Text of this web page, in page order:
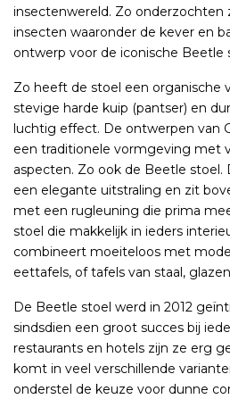
insectenwereld. Zo onderzochten
insecten waaronder de kever en
ontwerp voor de iconische Beetle
Zo heeft de stoel een
stevige harde kuip (pantser) en
luchtig effect. De ontwerpen van
een traditionele vormgeving met
aspecten. Zo ook de Beetle
een elegante uitstraling en zit
met een rugleuning die prima
stoel die makkelijk in ieders
combineert moeiteloos met
eettafels, of tafels van staal,
De Beetle stoel werd in 2012
sindsdien een groot succes bij
restaurants en hotels zijn ze erg
komt in veel verschillende
onderstel de keuze voor dunne